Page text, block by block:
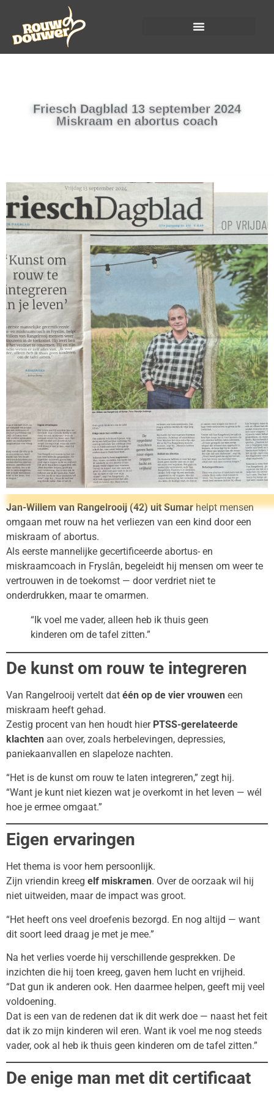
Friesch Dagblad 13 september 2024
Miskraam en abortus coach
Jan-Willem van Rangelrooij (42) uit Sumarhelpt mensen
omgaan met rouw na het verliezen van een kind door een
miskraam of abortus.
Als eerste mannelijke gecertificeerde abortus- en
miskraamcoach in Fryslân, begeleidt hij mensen om weer te
vertrouwen in de toekomst — door verdriet niet te
onderdrukken, maar te omarmen.
“Ik voel me vader, alleen heb ik thuis geen
kinderen om de tafel zitten.”
De kunst om rouw te integreren
Van Rangelrooij vertelt dat één op de vier vrouwen een
miskraam heeft gehad.
Zestig procent van hen houdt hier PTSS-gerelateerde
klachten aan over, zoals herbelevingen, depressies,
paniekaanvallen en slapeloze nachten.
“Het is de kunst om rouw te laten integreren,” zegt hij.
“Want je kunt niet kiezen wat je overkomt in het leven — wél
hoe je ermee omgaat.”
Eigen ervaringen
Het thema is voor hem persoonlijk.
Zijn vriendin kreeg elf miskramen. Over de oorzaak wil hij
niet uitweiden, maar de impact was groot.
“Het heeft ons veel droefenis bezorgd. En nog altijd — want
dit soort leed draag je met je mee.”
Na het verlies voerde hij verschillende gesprekken. De
inzichten die hij toen kreeg, gaven hem lucht en vrijheid.
“Dat gun ik anderen ook. Hen daarmee helpen, geeft mij veel
voldoening.
Dat is een van de redenen dat ik dit werk doe — naast het feit
dat ik zo mijn kinderen wil eren. Want ik voel me nog steeds
vader, ook al heb ik thuis geen kinderen om de tafel zitten.”
De enige man met dit certificaat